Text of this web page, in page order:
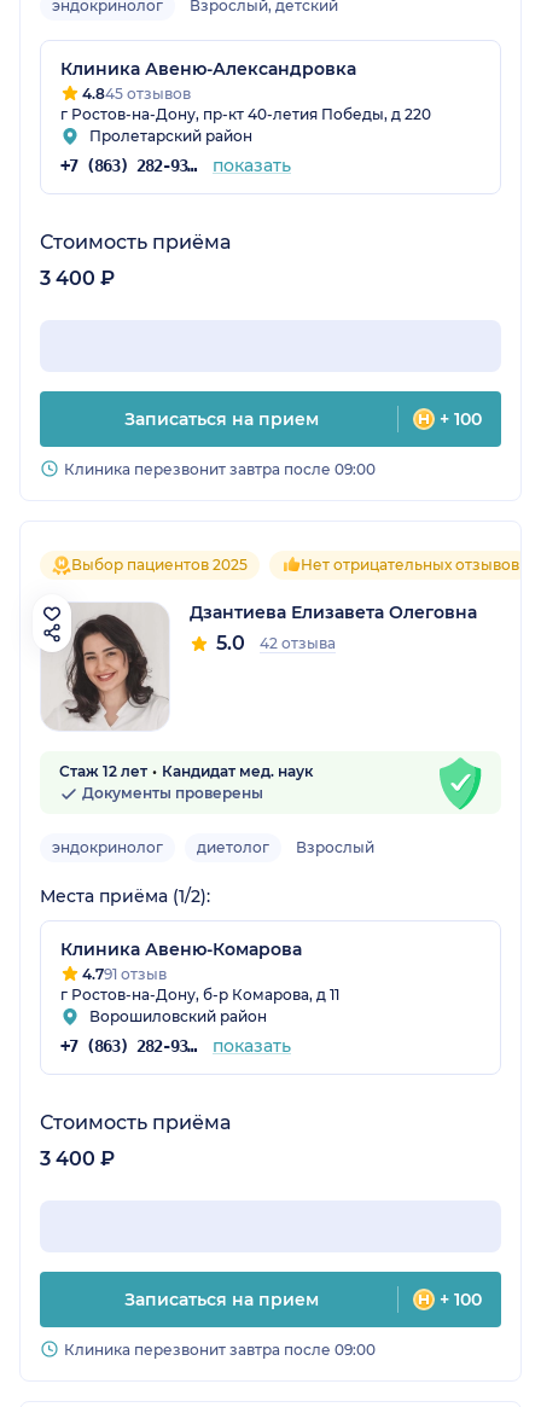
эндокринолог Взрослый, детский
Клиника Авеню-Александровка
4.845 отзывов
г Ростов-на-Дону, пр-кт 40-летия Победы, д 220
Пролетарский район
+7 (863) 282-93-77 показать
Стоимость приёма
3 400 ₽
Записаться на прием + 100
Клиника перезвонит завтра после 09:00
Выбор пациентов 2025 Нет отрицательных отзывов
Дзантиева Елизавета Олеговна
5.0 42 отзыва
Стаж 12 лет
Кандидат мед. наук
Документы проверены
эндокринолог диетолог Взрослый
Места приёма (1/2):
Клиника Авеню-Комарова
4.791 отзыв
г Ростов-на-Дону, б-р Комарова, д 11
Ворошиловский район
+7 (863) 282-93-77 показать
Стоимость приёма
3 400 ₽
Записаться на прием + 100
Клиника перезвонит завтра после 09:00